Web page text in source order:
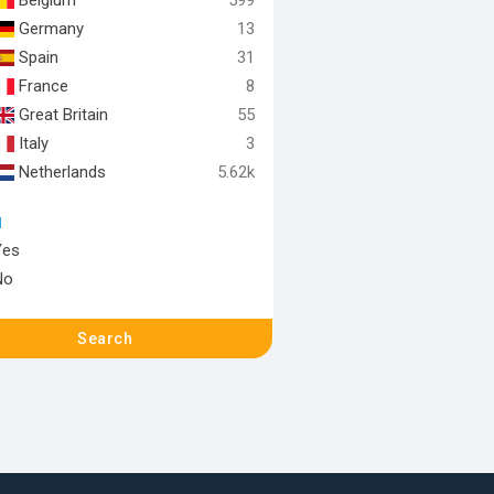
Germany
13
Spain
31
France
8
Great Britain
55
Italy
3
Netherlands
5.62k
Search